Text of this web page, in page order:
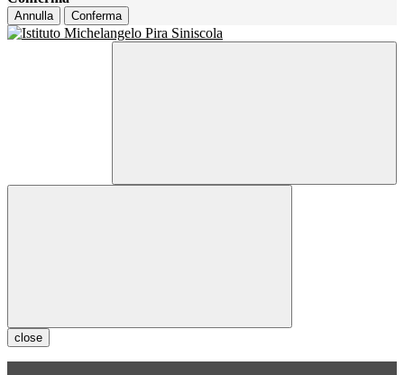
Annulla Conferma
close